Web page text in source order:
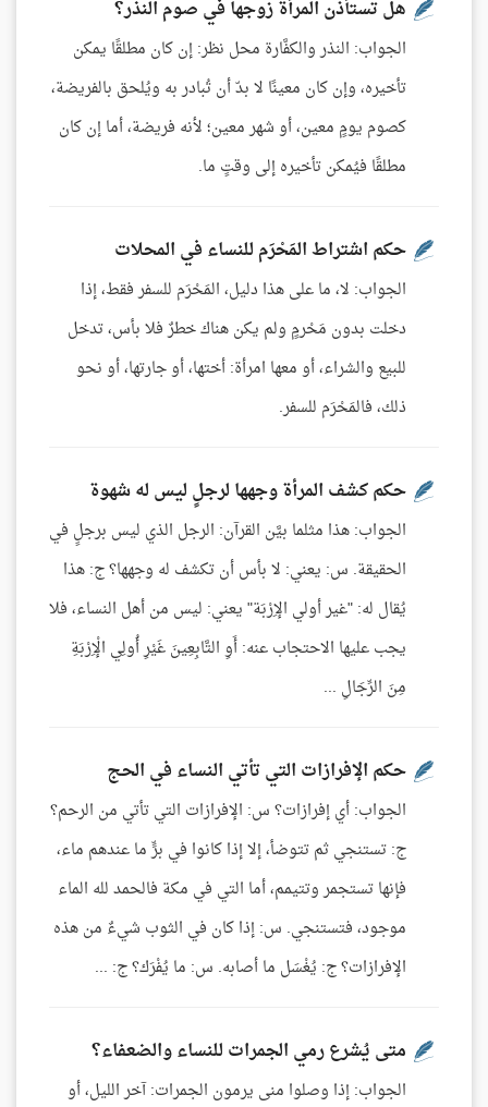
هل تستأذن المرأة زوجها في صوم النذر؟
الجواب: النذر والكفَّارة محل نظر: إن كان مطلقًا يمكن
تأخيره، وإن كان معينًا لا بدّ أن تُبادر به ويُلحق بالفريضة،
كصوم يومٍ معين، أو شهر معين؛ لأنه فريضة، أما إن كان
مطلقًا فيُمكن تأخيره إلى وقتٍ ما.
حكم اشتراط المَحْرَم للنساء في المحلات
الجواب: لا، ما على هذا دليل، المَحْرَم للسفر فقط، إذا
دخلت بدون مَحْرمٍ ولم يكن هناك خطرٌ فلا بأس، تدخل
للبيع والشراء، أو معها امرأة: أختها، أو جارتها، أو نحو
ذلك، فالمَحْرَم للسفر.
حكم كشف المرأة وجهها لرجلٍ ليس له شهوة
الجواب: هذا مثلما بيَّن القرآن: الرجل الذي ليس برجلٍ في
الحقيقة. س: يعني: لا بأس أن تكشف له وجهها؟ ج: هذا
يُقال له: "غير أولي الإِرْبَة" يعني: ليس من أهل النساء، فلا
يجب عليها الاحتجاب عنه: أَوِ التَّابِعِينَ غَيْرِ أُولِي الْإِرْبَةِ
مِنَ الرِّجَالِ ...
حكم الإفرازات التي تأتي النساء في الحج
الجواب: أي إفرازات؟ س: الإفرازات التي تأتي من الرحم؟
ج: تستنجي ثم تتوضأ، إلا إذا كانوا في برٍّ ما عندهم ماء،
فإنها تستجمر وتتيمم، أما التي في مكة فالحمد لله الماء
موجود، فتستنجي. س: إذا كان في الثوب شيءٌ من هذه
الإفرازات؟ ج: يُغْسَل ما أصابه. س: ما يُفْرَك؟ ج: ...
متى يُشرع رمي الجمرات للنساء والضعفاء؟
الجواب: إذا وصلوا منى يرمون الجمرات: آخر الليل، أو